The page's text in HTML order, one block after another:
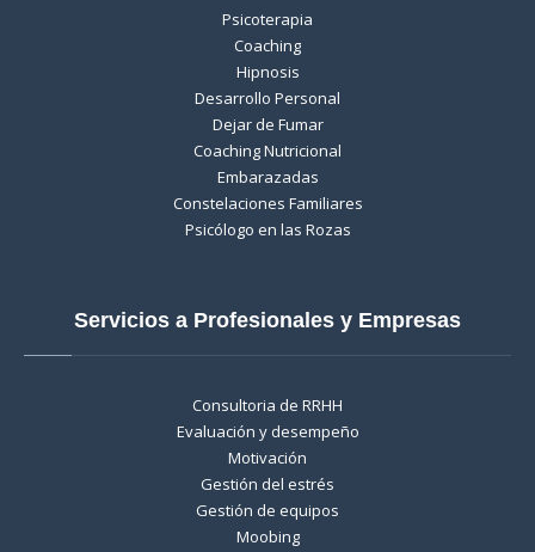
Psicoterapia
Coaching
Hipnosis
Desarrollo Personal
Dejar de Fumar
Coaching Nutricional
Embarazadas
Constelaciones Familiares
Psicólogo en las Rozas
Servicios a Profesionales y Empresas
Consultoria de RRHH
Evaluación y desempeño
Motivación
Gestión del estrés
Gestión de equipos
Moobing